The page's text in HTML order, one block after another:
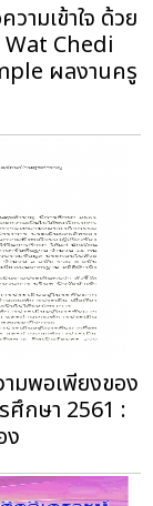
ามเข้าใจ ด้วย
Wat Chedi
ผลงานครู
ามพอเพียงของ
ศึกษา 2561 :
ง